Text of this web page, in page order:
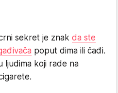
sekret je znak da ste
poput dima ili čađi.
ljudima koji rade na